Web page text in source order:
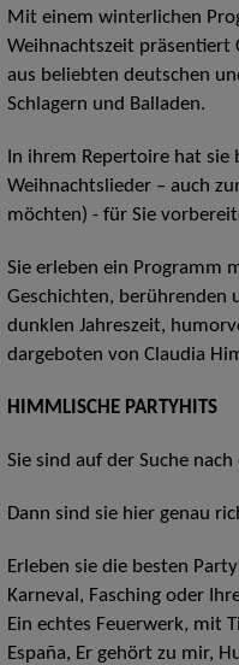
Mit einem winterlichen
Weihnachtszeit präsentiert
aus beliebten deutschen
Schlagern und Balladen.
In ihrem Repertoire hat
Weihnachtslieder – auch
möchten) - für Sie
Sie erleben ein Programm
Geschichten, berührenden
dunklen Jahreszeit,
dargeboten von Claudia
HIMMLISCHE PARTYHITS
Sie sind auf der Suche
Dann sind sie hier genau
Erleben sie die besten
Karneval, Fasching oder
Ein echtes Feuerwerk, mit
España, Er gehört zu mir,